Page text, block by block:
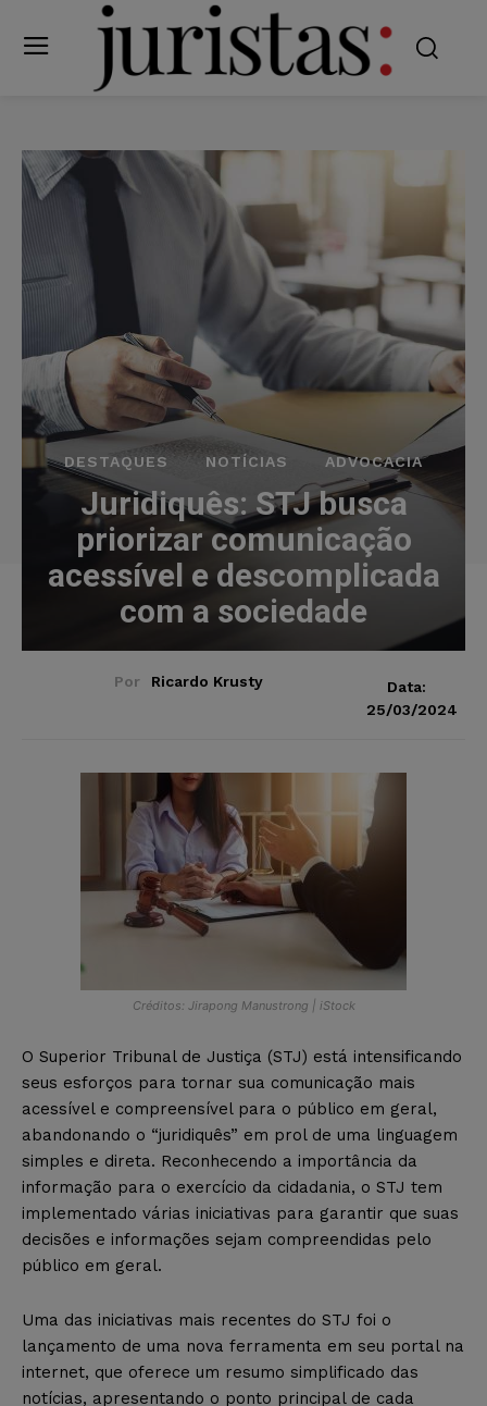
DESTAQUES NOTÍCIAS ADVOCACIA
Juridiquês: STJ busca
priorizar comunicação
acessível e descomplicada
com a sociedade
Por Ricardo Krusty
Data:
25/03/2024
Créditos: Jirapong Manustrong | iStock
O Superior Tribunal de Justiça (STJ) está intensificando
seus esforços para tornar sua comunicação mais
acessível e compreensível para o público em geral,
abandonando o “juridiquês” em prol de uma linguagem
simples e direta. Reconhecendo a importância da
informação para o exercício da cidadania, o STJ tem
implementado várias iniciativas para garantir que suas
decisões e informações sejam compreendidas pelo
público em geral.
Uma das iniciativas mais recentes do STJ foi o
lançamento de uma nova ferramenta em seu portal na
internet, que oferece um resumo simplificado das
notícias, apresentando o ponto principal de cada